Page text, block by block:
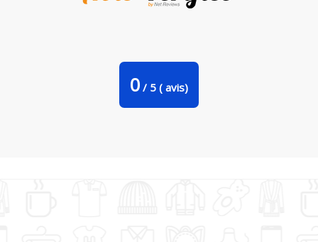
0 / 5 ( avis)